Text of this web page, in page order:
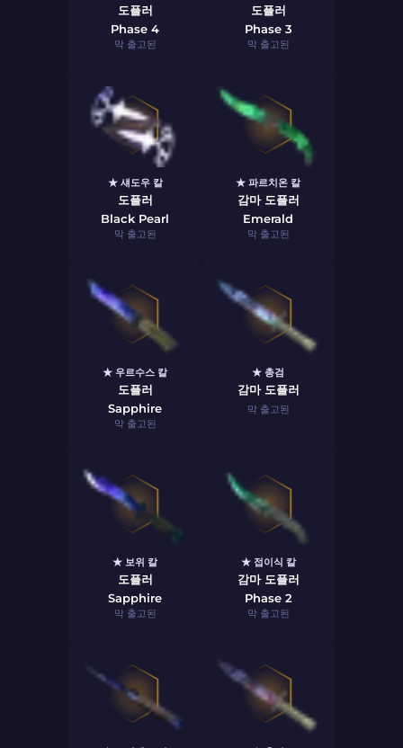
도플러
Phase 4
막 출고된
도플러
Phase 3
막 출고된
★ 섀도우 칼
도플러
Black Pearl
막 출고된
★ 파르치온 칼
감마 도플러
Emerald
막 출고된
★ 우르수스 칼
도플러
Sapphire
막 출고된
★ 총검
감마 도플러
막 출고된
★ 보위 칼
도플러
Sapphire
막 출고된
★ 접이식 칼
감마 도플러
Phase 2
막 출고된